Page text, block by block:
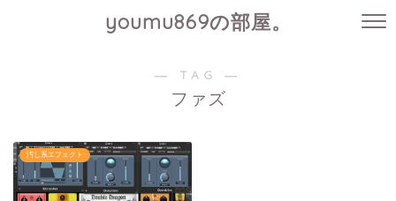
youmu869の部屋。
― TAG ―
ファズ
汚し系エフェクト